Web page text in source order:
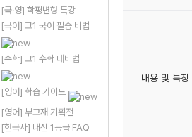
[국·영] 학평변형 특강
[국어] 고1 국어 필승 비법
[수학] 고1 수학 대비법
[영어] 학습 가이드
[영어] 부교재 기획전
[한국사] 내신 1등급 FAQ
내용 및 특징